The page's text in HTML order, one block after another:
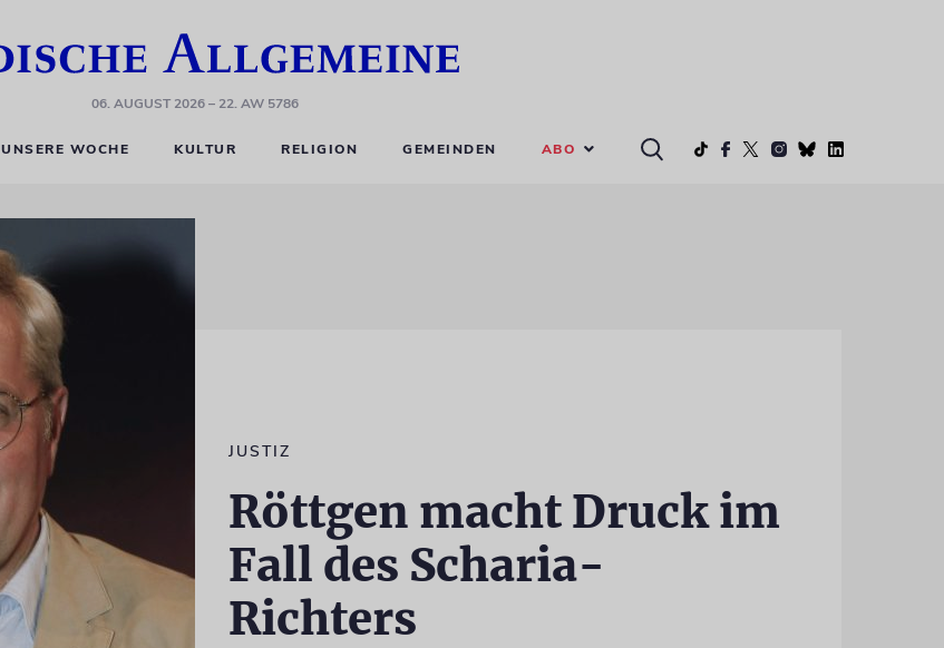
06. AUGUST 2026– 22. AW 5786
UNSERE WOCHE KULTUR RELIGION GEMEINDEN ABO
JUSTIZ
Röttgen macht Druck im
Fall des Scharia-
Richters